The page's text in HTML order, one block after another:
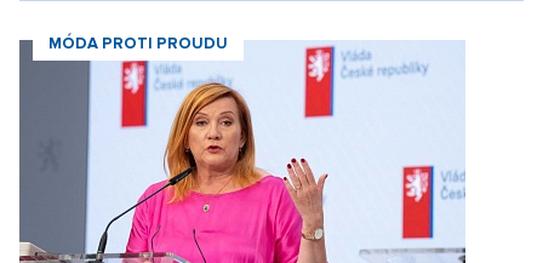
MÓDA PROTI PROUDU